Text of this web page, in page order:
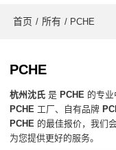
首页 / 所有 / PCHE
PCHE
杭州沈氏 是 PCHE 的专
PCHE 工厂、自有品牌
PCHE 的最佳报价，我们
为您提供更好的服务。